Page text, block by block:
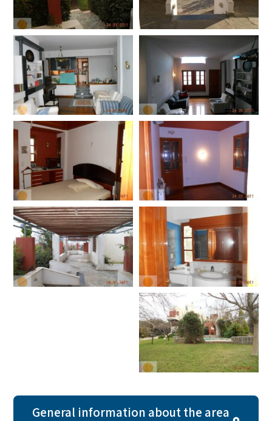
General information about the area